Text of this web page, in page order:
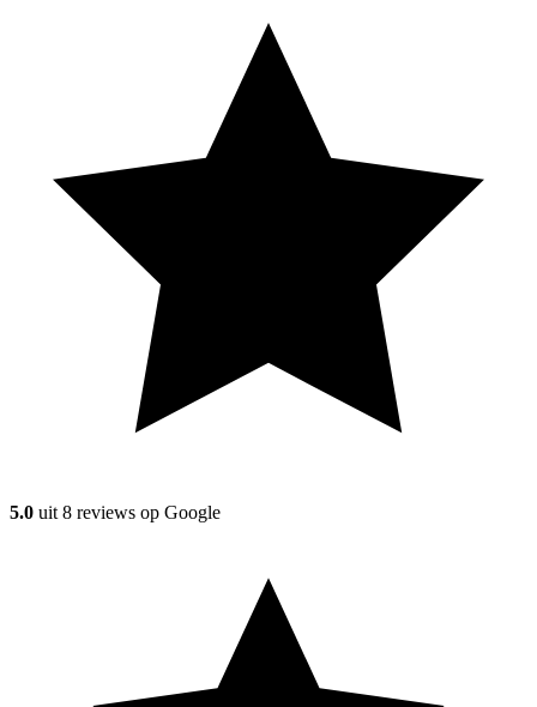
5.0 uit 8 reviews op Google